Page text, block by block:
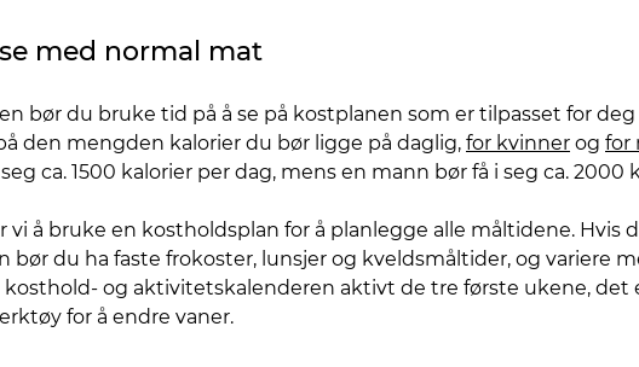
med normal mat
bør du bruke tid på å se på kostplanen som er tilpasset for
den mengden kalorier du bør ligge på daglig, for kvinner og for
ca. 1500 kalorier per dag, mens en mann bør få i seg ca. 2000
vi å bruke en kostholdsplan for å planlegge alle måltidene. Hvis
bør du ha faste frokoster, lunsjer og kveldsmåltider, og variere
kosthold- og aktivitetskalenderen aktivt de tre første ukene,
for å endre vaner.